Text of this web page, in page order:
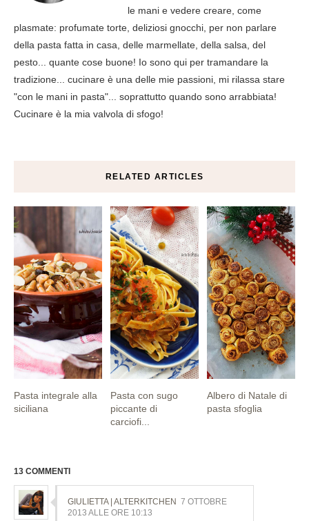
le mani e vedere creare, come
plasmate: profumate torte, deliziosi gnocchi, per non parlare
della pasta fatta in casa, delle marmellate, della salsa, del
pesto... quante cose buone! Io sono qui per tramandare la
tradizione... cucinare è una delle mie passioni, mi rilassa stare
"con le mani in pasta"... soprattutto quando sono arrabbiata!
Cucinare è la mia valvola di sfogo!
RELATED ARTICLES
Pasta integrale alla
siciliana
Pasta con sugo
piccante di
carciofi...
Albero di Natale di
pasta sfoglia
13 COMMENTI
GIULIETTA | ALTERKITCHEN 7 OTTOBRE
2013 ALLE ORE 10:13